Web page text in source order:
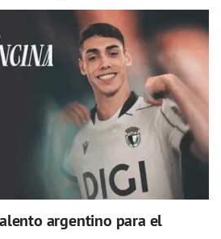
argentino para el